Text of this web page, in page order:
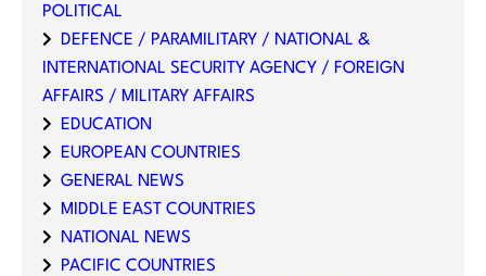
POLITICAL
DEFENCE / PARAMILITARY / NATIONAL &
INTERNATIONAL SECURITY AGENCY / FOREIGN
AFFAIRS / MILITARY AFFAIRS
EDUCATION
EUROPEAN COUNTRIES
GENERAL NEWS
MIDDLE EAST COUNTRIES
NATIONAL NEWS
PACIFIC COUNTRIES